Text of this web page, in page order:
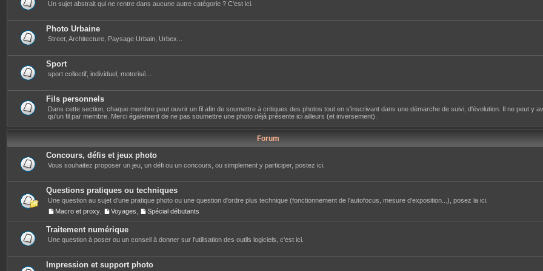
Un sujet abstrait qui ne rentre dans aucune autre catégorie ? C'est ici.
Photo Urbaine
Street, Architecture, Paysage Urbain, Urbex...
Sport
sport collectif, individuel, motorisé...
Fils personnels
Dans cette section, chaque membre peut ouvrir un fil afin de soumettre à critiques des photos tout en s'inscrivant dans une démarche de suivi, d'évolution. Il ne peut y
qu'un fil par membre. Merci également de ne pas soumettre une photo déjà présente ici ailleurs (et inversement).
Forum
Concours, défis et jeux photo
Vous souhaitez proposer un jeu, un défi ou un concours, ou simplement y participer, postez ici.
Questions pratiques ou techniques
Une question au sujet d'une pratique photo ou une question d'ordre plus technique (fonctionnement de l'autofocus, mesure d'exposition...), posez la ici.
Macro et proxy
Voyages Spécial débutants
Traitement numérique
Une question à poser ou un conseil à donner sur l'utilisation des outils logiciels, c'est ici.
Impression et support photo